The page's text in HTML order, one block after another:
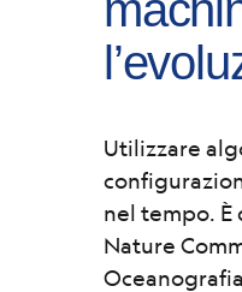
Utilizzare
nel tempo.
Nature